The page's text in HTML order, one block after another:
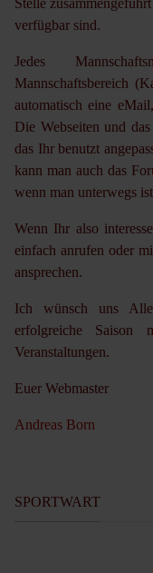
Stelle
verfügbar sind.
Jedes
Mannschaftsbereich
automatisch eine
Die Webseiten und
das Ihr benutzt
kann man auch das
wenn man unterwegs
Wenn Ihr also
einfach anrufen oder
ansprechen.
Ich wünsch uns
erfolgreiche
Veranstaltungen.
Euer Webmaster
Andreas Born
SPORTWART